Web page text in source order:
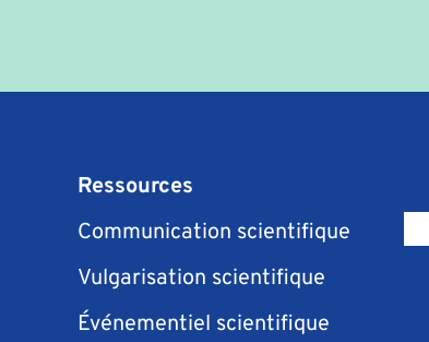
Ressources
Communication scientifique
Vulgarisation scientifique
Événementiel scientifique